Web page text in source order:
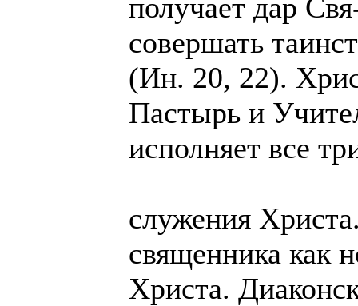
получает дар
совершать
(Ин. 20, 22).
Пастырь и
исполняет все
служения
священника как
Христа.